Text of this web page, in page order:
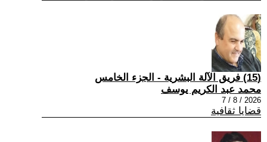
(15) فريق الآلة البشرية - الجزء الخامس
محمد عبد الكريم يوسف
2026 / 8 / 7
قضايا ثقافية